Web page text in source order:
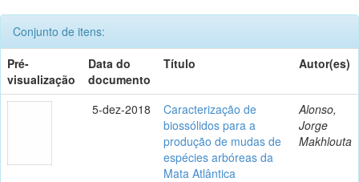
Conjunto de itens:
Pré-
visualização
Data do
documento
Título Autor(es)
5-dez-2018
Caracterização de
biossólidos para a
produção de mudas de
espécies arbóreas da
Mata Atlântica
Alonso,
Jorge
Makhlouta